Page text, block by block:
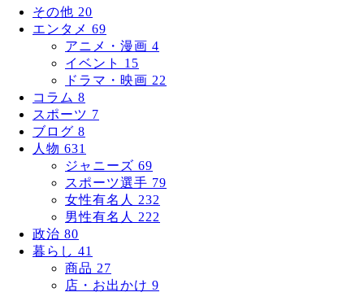
その他 20
エンタメ 69
アニメ・漫画 4
イベント 15
ドラマ・映画 22
コラム 8
スポーツ 7
ブログ 8
人物 631
ジャニーズ 69
スポーツ選手 79
女性有名人 232
男性有名人 222
政治 80
暮らし 41
商品 27
店・お出かけ 9